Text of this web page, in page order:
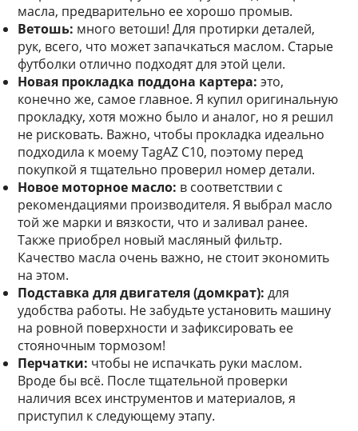
масла, предварительно ее хорошо промыв.
Ветошь: много ветоши! Для протирки деталей,
рук, всего, что может запачкаться маслом. Старые
футболки отлично подходят для этой цели.
Новая прокладка поддона картера: это,
конечно же, самое главное. Я купил оригинальную
прокладку, хотя можно было и аналог, но я решил
не рисковать. Важно, чтобы прокладка идеально
подходила к моему TagAZ C10, поэтому перед
покупкой я тщательно проверил номер детали.
Новое моторное масло: в соответствии с
рекомендациями производителя. Я выбрал масло
той же марки и вязкости, что и заливал ранее.
Также приобрел новый масляный фильтр.
Качество масла очень важно, не стоит экономить
на этом.
Подставка для двигателя (домкрат): для
удобства работы. Не забудьте установить машину
на ровной поверхности и зафиксировать ее
стояночным тормозом!
Перчатки: чтобы не испачкать руки маслом.
Вроде бы всё. После тщательной проверки
наличия всех инструментов и материалов, я
приступил к следующему этапу.